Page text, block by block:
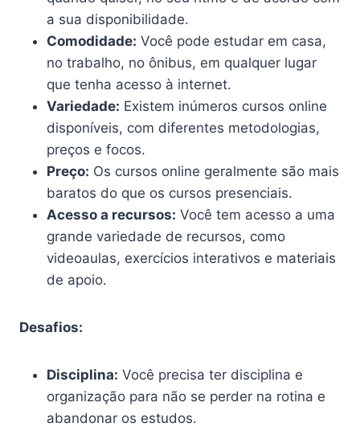
a sua disponibilidade.
Comodidade: Você pode estudar em casa,
no trabalho, no ônibus, em qualquer lugar
que tenha acesso à internet.
Variedade: Existem inúmeros cursos online
disponíveis, com diferentes metodologias,
preços e focos.
Preço: Os cursos online geralmente são mais
baratos do que os cursos presenciais.
Acesso a recursos: Você tem acesso a uma
grande variedade de recursos, como
videoaulas, exercícios interativos e materiais
de apoio.
Desafios:
Disciplina: Você precisa ter disciplina e
organização para não se perder na rotina e
abandonar os estudos.